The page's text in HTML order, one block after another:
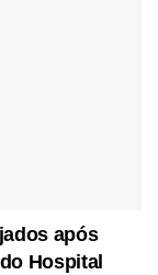
após
Hospital